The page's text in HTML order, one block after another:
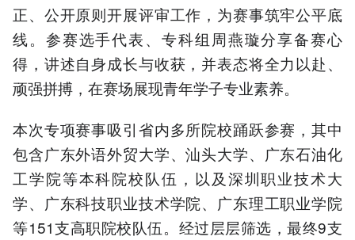
正、公开原则开展评审工作，为赛事筑牢公平底
线。参赛选手代表、专科组周燕璇分享备赛心
得，讲述自身成长与收获，并表态将全力以赴、
顽强拼搏，在赛场展现青年学子专业素养。
本次专项赛事吸引省内多所院校踊跃参赛，其中
包含广东外语外贸大学、汕头大学、广东石油化
工学院等本科院校队伍，以及深圳职业技术大
学、广东科技职业技术学院、广东理工职业学院
等151支高职院校队伍。经过层层筛选，最终9支